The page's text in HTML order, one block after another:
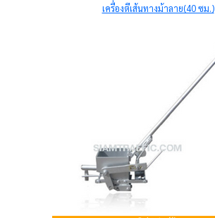
เครื่องตีเส้นทางม้าลาย(40 ซม.)